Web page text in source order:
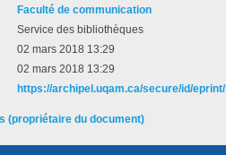
Faculté de communication
Service des bibliothèques
02 mars 2018 13:29
02 mars 2018 13:29
https://archipel.uqam.ca/secure/id/
(propriétaire du document)